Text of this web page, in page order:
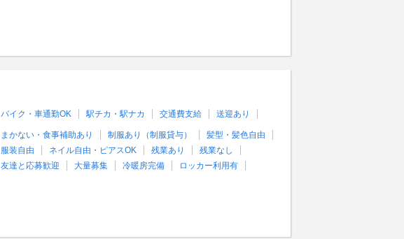
バイク・車通勤OK 駅チカ・駅ナカ 交通費支給 送迎あり
まかない・食事補助あり 制服あり（制服貸与）
髪型・髪色自由
服装自由
ネイル自由・ピアスOK 残業あり
残業なし
友達と応募歓迎
大量募集 冷暖房完備 ロッカー利用有